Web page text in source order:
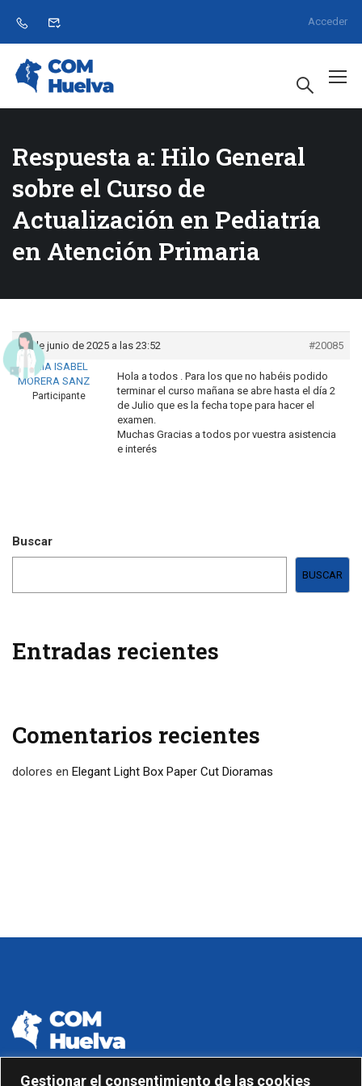
Gestionar el consentimiento de las cookies
Acceder
Respuesta a: Hilo General
sobre el Curso de
Actualización en Pediatría
en Atención Primaria
30 de junio de 2025 a las 23:52
#20085
MARIA ISABEL
MORERA SANZ
Participante
Hola a todos . Para los que no habéis podido
terminar el curso mañana se abre hasta el día 2
de Julio que es la fecha tope para hacer el
examen.
Muchas Gracias a todos por vuestra asistencia
e interés
Buscar
BUSCAR
Entradas recientes
Comentarios recientes
dolores en Elegant Light Box Paper Cut Dioramas